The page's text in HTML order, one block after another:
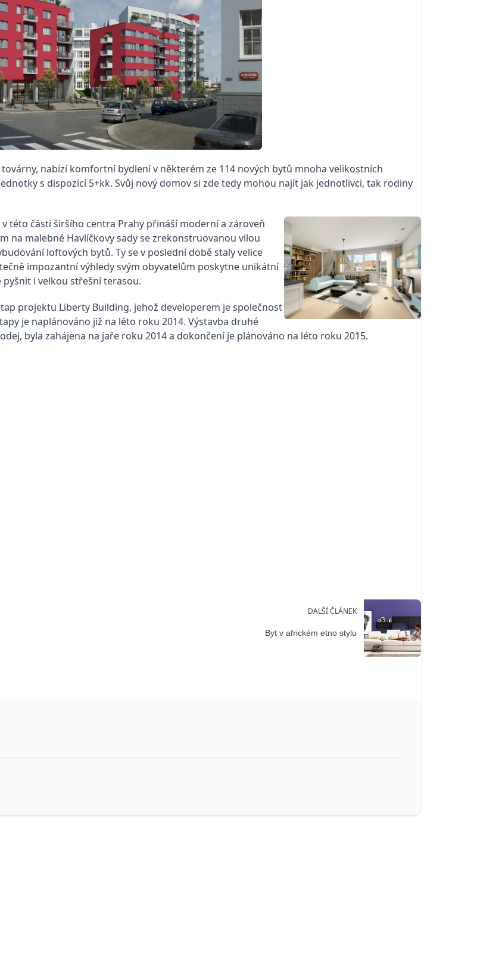
nabízí komfortní bydlení v některém ze 114 nových bytů mnoha velikostních
s dispozicí 5+kk. Svůj nový domov si zde tedy mohou najít jak jednotlivci, tak rodiny
této části širšího centra Prahy přináší moderní a zároveň
na malebné Havlíčkovy sady se zrekonstruovanou vilou
loftových bytů. Ty se v poslední době staly velice
impozantní výhledy svým obyvatelům poskytne unikátní
i velkou střešní terasou.
projektu Liberty Building, jehož developerem je společnost
je naplánováno již na léto roku 2014. Výstavba druhé
byla zahájena na jaře roku 2014 a dokončení je plánováno na léto roku 2015.
DALŠÍ ČLÁNEK
Byt v africkém etno stylu